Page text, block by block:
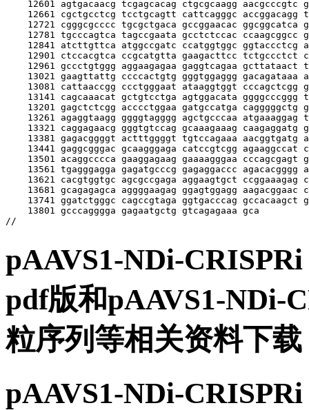
pAAVS1-NDi-
pdf版和pAAVS1-NDi-
粒序列等相关资料下载
pAAVS1-NDi-